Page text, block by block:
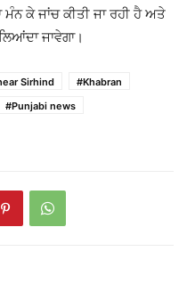
ਕੇ ਜਾਂਚ ਕੀਤੀ ਜਾ ਰਹੀ ਹੈ ਅਤੇ
ਜਾਵੇਗਾ।
Sirhind
#Khabran
#Punjabi news